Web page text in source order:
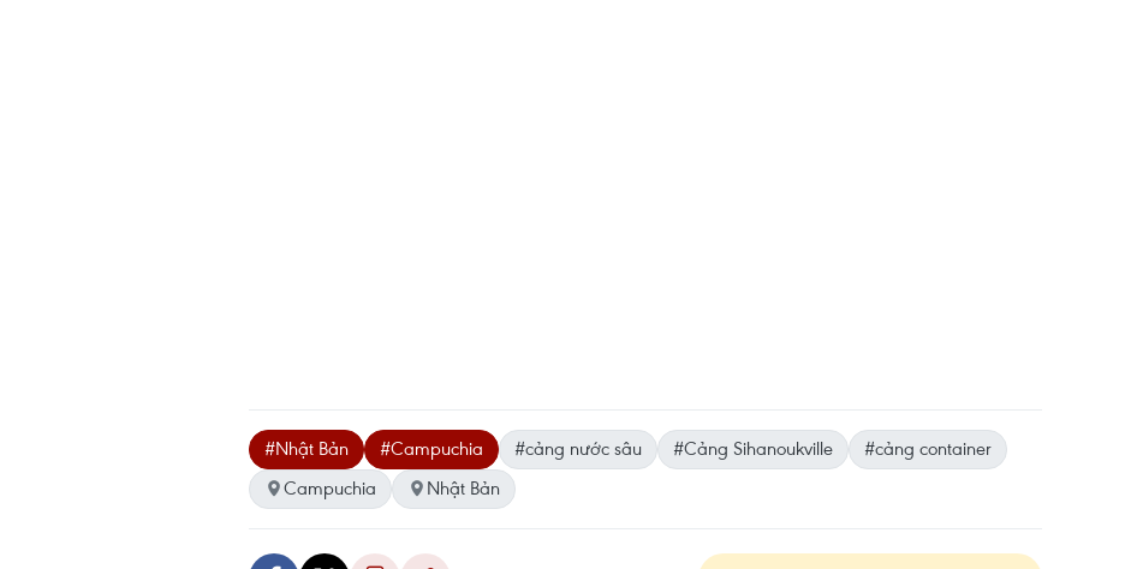
#Nhật Bản #Campuchia #cảng nước sâu #Cảng Sihanoukville
#cảng container
Campuchia
Nhật Bản